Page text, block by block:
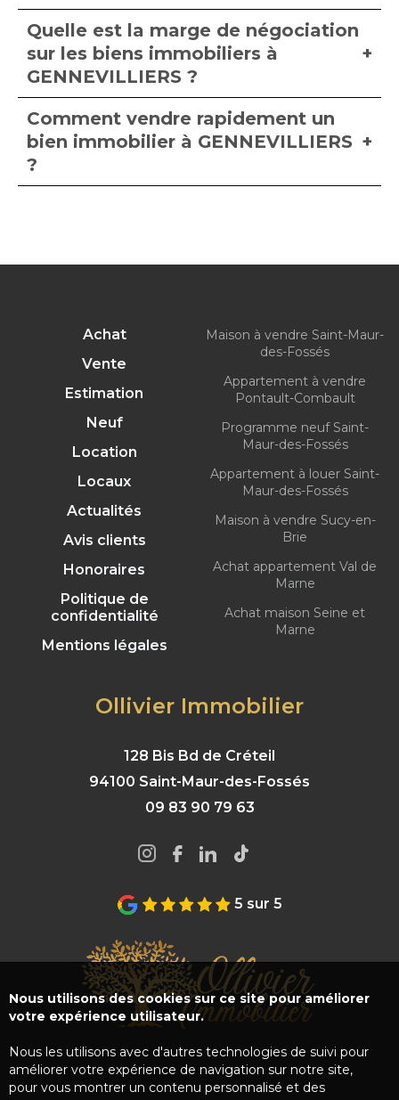
Quelle est la marge de négociation
sur les biens immobiliers à
GENNEVILLIERS ?
Comment vendre rapidement un
bien immobilier à GENNEVILLIERS
?
Achat
Vente
Estimation
Neuf
Location
Locaux
Actualités
Avis clients
Honoraires
Politique de
confidentialité
Mentions légales
Maison à vendre Saint-Maur-
des-Fossés
Appartement à vendre
Pontault-Combault
Programme neuf Saint-
Maur-des-Fossés
Appartement à louer Saint-
Maur-des-Fossés
Maison à vendre Sucy-en-
Brie
Achat appartement Val de
Marne
Achat maison Seine et
Marne
Ollivier Immobilier
128 Bis Bd de Créteil
94100 Saint-Maur-des-Fossés
09 83 90 79 63
5 sur 5
Nous utilisons des cookies sur ce site pour améliorer
votre expérience utilisateur.
Nous les utilisons avec d'autres technologies de suivi pour
améliorer votre expérience de navigation sur notre site,
pour vous montrer un contenu personnalisé et des